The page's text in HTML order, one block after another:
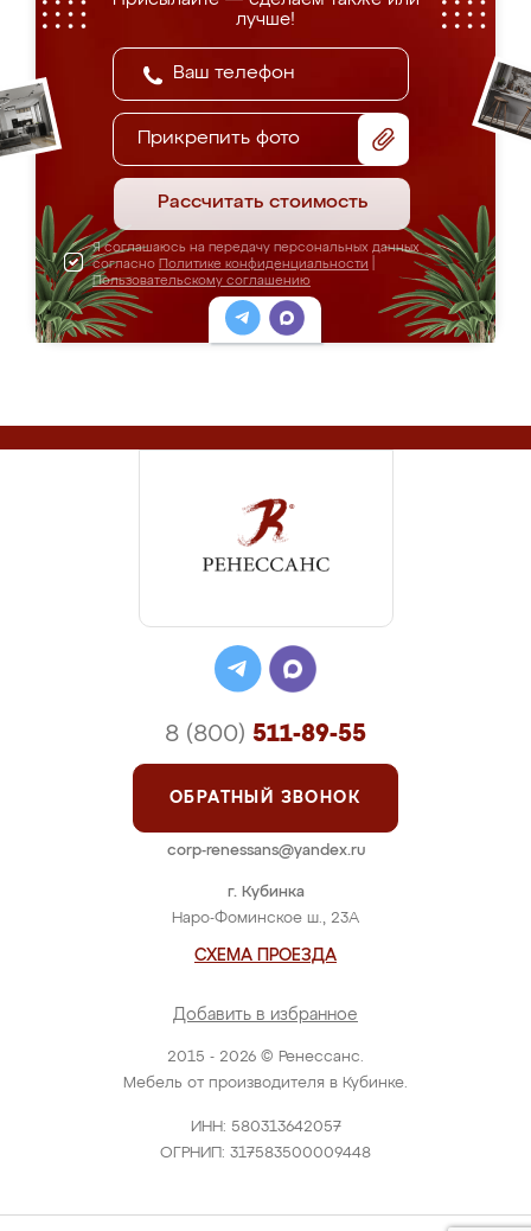
лучше!
Прикрепить фото
Рассчитать стоимость
Я соглашаюсь на передачу персональных данных
согласно Политике конфиденциальности
Пользовательскому соглашению
2015 - 2026 © Ренессанс.
Мебель от производителя в Кубинке.
ИНН: 580313642057
ОГРНИП: 317583500009448
г. Кубинка
Наро-Фоминское ш., 23А
СХЕМА ПРОЕЗДА
Добавить в избранное
8 (800) 511-89-55
ОБРАТНЫЙ ЗВОНОК
corp-renessans@yandex.ru